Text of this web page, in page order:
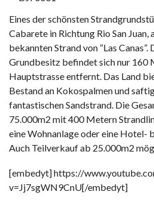
Eines der schönsten
Cabarete in Richtung Rio San Juan,
bekannten Strand von “Las
Grundbesitz befindet sich nur 160
Hauptstrasse entfernt. Das Land
Bestand an Kokospalmen und
fantastischen Sandstrand. Die
75.000m2 mit 400 Metern
eine Wohnanlage oder eine Hotel-
Auch Teilverkauf ab 25.000m2
[embedyt] https://
v=Jj7sgWN9CnU[/embedyt]